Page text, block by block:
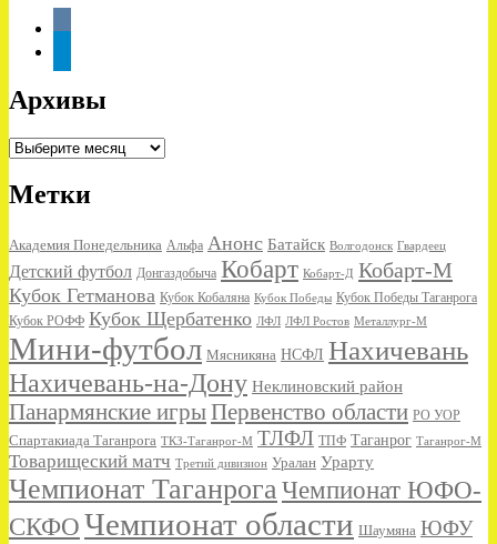
Архивы
Архивы
Метки
Академия Понедельника Альфа Анонс Батайск Волгодонск Гвардеец
Детский футбол Донгаздобыча Кобарт Кобарт-Д Кобарт-М
Кубок Гетманова Кубок Кобаляна Кубок Победы Кубок Победы Таганрога
Кубок РОФФ Кубок Щербатенко ЛФЛ ЛФЛ Ростов Металлург-М
Мини-футбол Мясникяна НСФЛ Нахичевань
Нахичевань-на-Дону Неклиновский район
Панармянские игрыПервенство области РО УОР
Спартакиада Таганрога ТКЗ-Таганрог-М ТЛФЛ ТПФ Таганрог Таганрог-М
Товарищеский матч Третий дивизион Уралан Урарту
Чемпионат ТаганрогаЧемпионат ЮФО-
СКФОЧемпионат области Шаумяна ЮФУ